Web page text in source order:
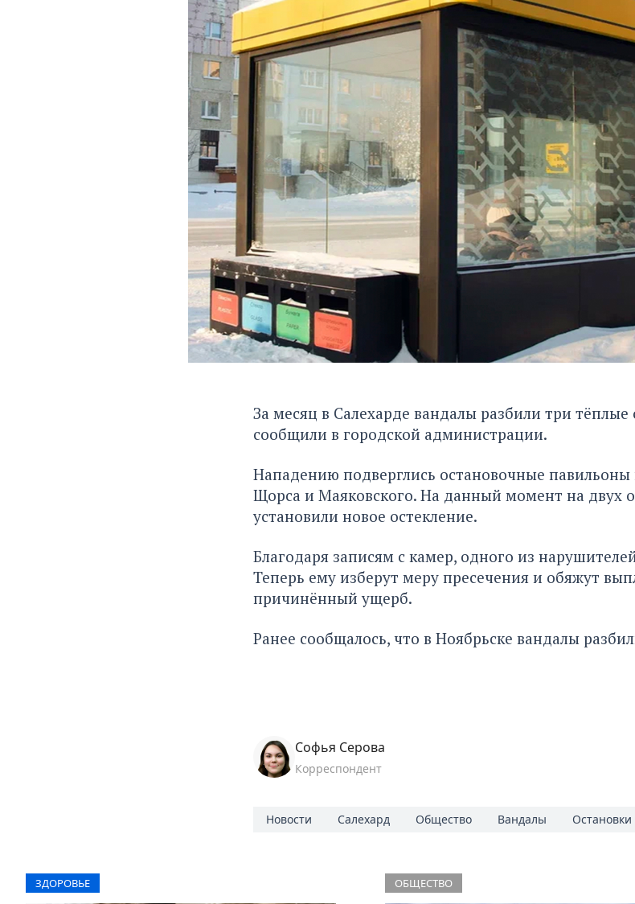
За месяц в Салехарде вандалы разбили три
сообщили в городской администрации.
Нападению подверглись остановочные павильоны
Щорса и Маяковского. На данный момент на двух
установили новое остекление.
Благодаря записям с камер, одного из
Теперь ему изберут меру пресечения и обяжут
причинённый ущерб.
Ранее сообщалось, что в Ноябрьске вандалы
Софья Серова
Корреспондент
Новости Салехард Общество Вандалы Остановки
ЗДОРОВЬЕ ОБЩЕСТВО